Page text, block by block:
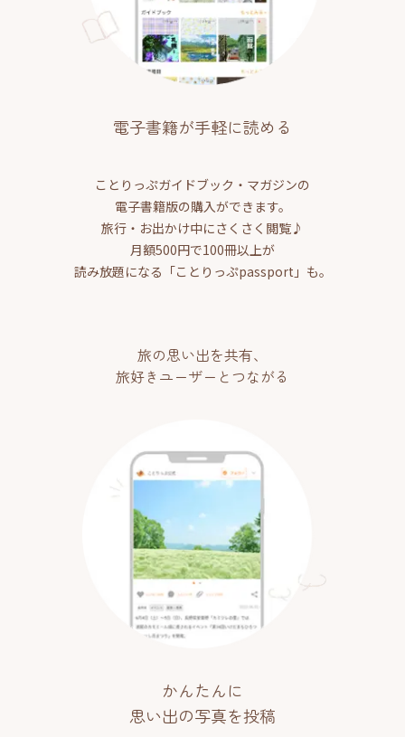
電子書籍が手軽に読める
ことりっぷガイドブック・マガジンの
電子書籍版の購入ができます。
旅行・お出かけ中にさくさく閲覧♪
月額500円で100冊以上が
読み放題になる「ことりっぷpassport」も。
旅の思い出を共有、
旅好きユーザーとつながる
かんたんに
思い出の写真を投稿